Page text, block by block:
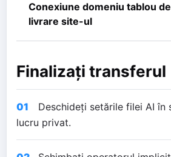
Conexiune domeniu tablou
livrare site-ul
Finalizați transferul
01
Deschideți setările filei AI în
lucru privat.